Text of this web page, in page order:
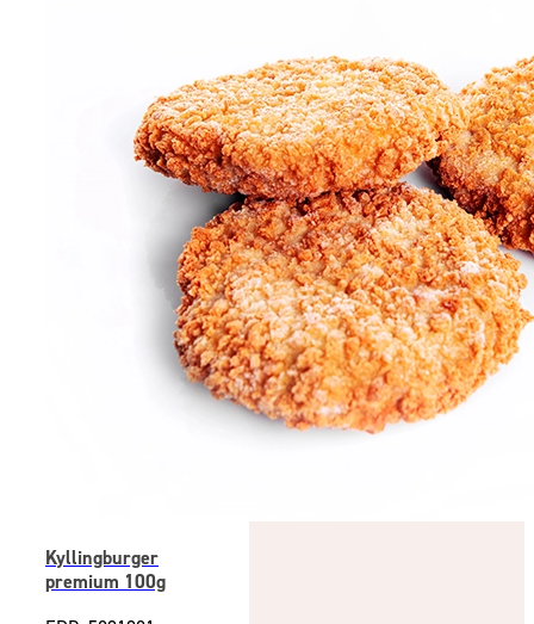
Kyllingburger
premium 100g